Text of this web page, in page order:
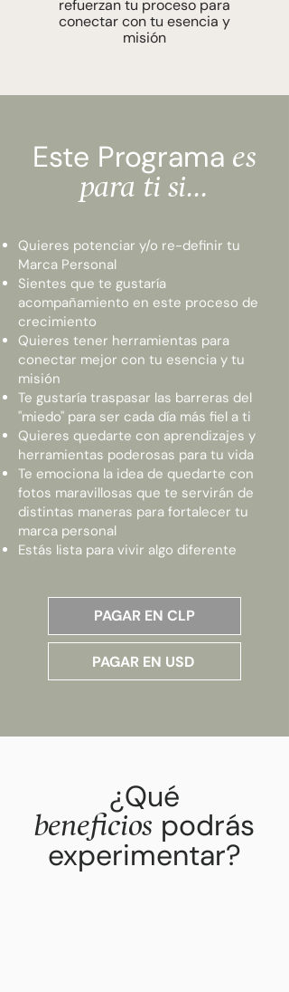
refuerzan tu proceso para
conectar con tu esencia y
misión
Este Programa es
para ti si...
Quieres potenciar y/o re-definir tu
Marca Personal
Sientes que te gustaría
acompañamiento en este proceso de
crecimiento
Quieres tener herramientas para
conectar mejor con tu esencia y tu
misión
Te gustaría traspasar las barreras del
"miedo" para ser cada día más fiel a ti
Quieres quedarte con aprendizajes y
herramientas poderosas para tu vida
Te emociona la idea de quedarte con
fotos maravillosas que te servirán de
distintas maneras para fortalecer tu
marca personal
Estás lista para vivir algo diferente
PAGAR EN CLP
PAGAR EN USD
¿Qué
beneficios podrás
experimentar?